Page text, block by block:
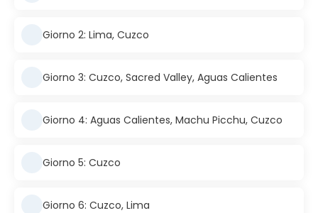
Giorno 2: Lima, Cuzco
Giorno 3: Cuzco, Sacred Valley, Aguas Calientes
Giorno 4: Aguas Calientes, Machu Picchu, Cuzco
Giorno 5: Cuzco
Giorno 6: Cuzco, Lima